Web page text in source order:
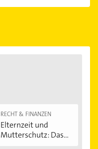
Öffnungszeiten.
RECHT & FINANZEN
Elternzeit und
Mutterschutz: Das...